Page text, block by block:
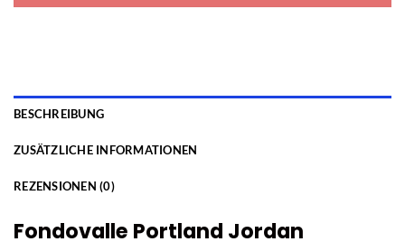
BESCHREIBUNG
ZUSÄTZLICHE INFORMATIONEN
REZENSIONEN (0)
Fondovalle Portland Jordan